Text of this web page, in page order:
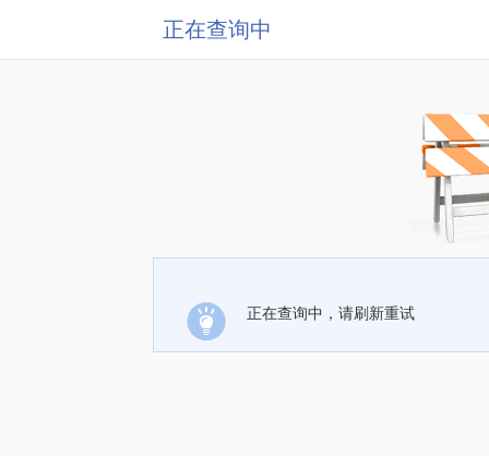
正在查询中
正在查询中，请刷新重试